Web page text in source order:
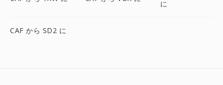
に
CAF から SD2 に